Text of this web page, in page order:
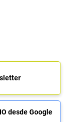
desde Google